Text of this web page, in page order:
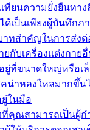
ทียนความยั่งยืนทา
ด้เป็นเพียงผู้บันทึก
ทสำคัญในการส่งต่
ยกับเครื่องแต่งกาย
ยู่ที่ขนาดใหญ่หรือเ
น่าหลงใหลมากขึ้น
ในมือ
คุณสามารถเป็นผู้ก